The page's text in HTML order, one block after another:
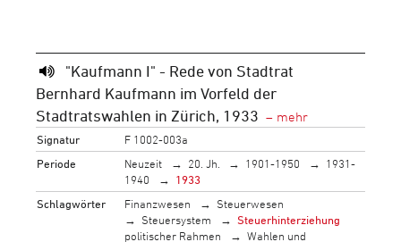
"Kaufmann I" - Rede von Stadtrat
Bernhard Kaufmann im Vorfeld der
Stadtratswahlen in Zürich, 1933
Signatur
F 1002-003a
Periode
Neuzeit 20. Jh. 1901-1950
1931-
1940
1933
Schlagwörter
Finanzwesen
Steuerwesen
Steuersystem
Steuerhinterziehung
politischer Rahmen
Wahlen und